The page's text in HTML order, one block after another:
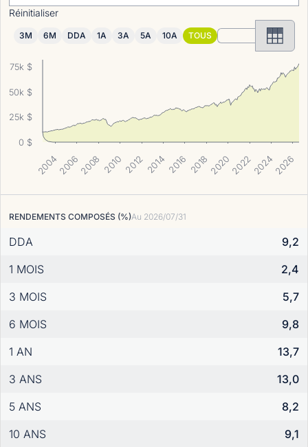
Réinitialiser
3M 6M DDA 1A 3A 5A 10A TOUS
200420062008 2010 2012 2014 2016 20182020202220242026
0 $
25k $
50k $
75k $
RENDEMENTS COMPOSÉS (%)Au 2026/07/31
DDA
9,2
1 MOIS
2,4
3 MOIS
5,7
6 MOIS
9,8
1 AN
13,7
3 ANS
13,0
5 ANS
8,2
10 ANS
9,1